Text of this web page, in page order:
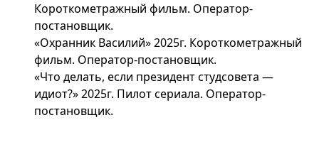
Короткометражный фильм. Оператор-
постановщик.
«Охранник Василий» 2025г. Короткометражный
фильм. Оператор-постановщик.
«Что делать, если президент студсовета —
идиот?» 2025г. Пилот сериала. Оператор-
постановщик.